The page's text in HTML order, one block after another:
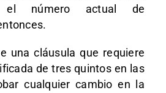
el número actual de
.
una cláusula que requiere
de tres quintos en las
cualquier cambio en la